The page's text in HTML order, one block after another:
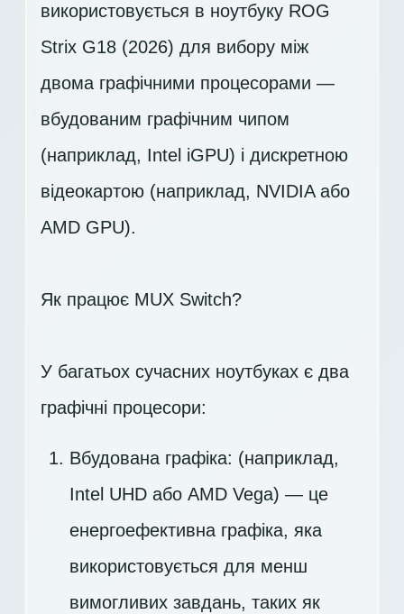
використовується в ноутбуку ROG
Strix G18 (2026) для вибору між
двома графічними процесорами —
вбудованим графічним чипом
(наприклад, Intel iGPU) і дискретною
відеокартою (наприклад, NVIDIA або
AMD GPU).
Як працює MUX Switch?
У багатьох сучасних ноутбуках є два
графічні процесори:
Вбудована графіка: (наприклад,
Intel UHD або AMD Vega) — це
енергоефективна графіка, яка
використовується для менш
вимогливих завдань, таких як